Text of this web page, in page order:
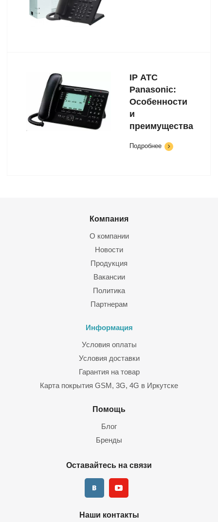
IP АТС
Panasonic:
Особенности
и
преимущества
Подробнее
Компания
О компании
Новости
Продукция
Вакансии
Политика
Партнерам
Информация
Условия оплаты
Условия доставки
Гарантия на товар
Карта покрытия GSM, 3G, 4G в Иркутске
Помощь
Блог
Бренды
Оставайтесь на связи
Наши контакты